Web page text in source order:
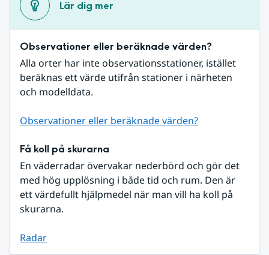
Lär dig mer
Observationer eller beräknade värden?
Alla orter har inte observationsstationer, istället
beräknas ett värde utifrån stationer i närheten
och modelldata.
Observationer eller beräknade värden?
Få koll på skurarna
En väderradar övervakar nederbörd och gör det
med hög upplösning i både tid och rum. Den är
ett värdefullt hjälpmedel när man vill ha koll på
skurarna.
Radar